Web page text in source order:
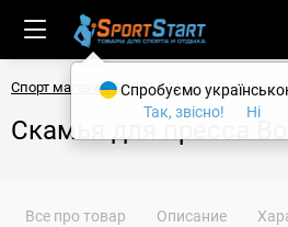
Спорт магазин SPORTSTART Силовые
Скамья для пресса
Все про товар Описание
Спробуємо
Так, звісно!
Ні